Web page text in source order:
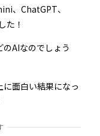
、ChatGPT、
た！
AIなのでしょう
面白い結果になっ